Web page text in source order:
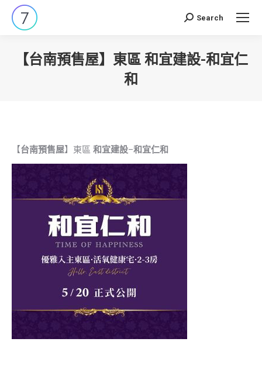
Search:
Search
【台南預售屋】東區 和宜建設-和宜仁
和
【台南預售屋】東區 和宜建設–和宜仁和